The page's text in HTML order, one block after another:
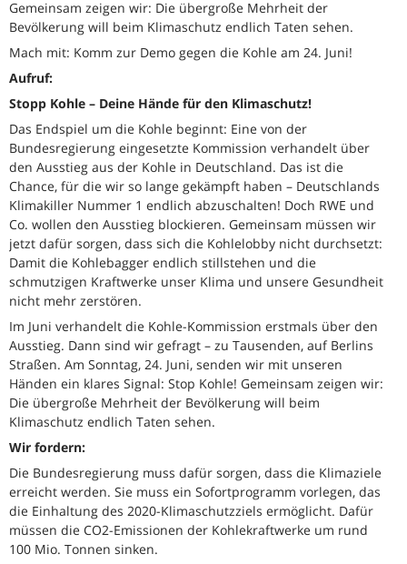
Gemeinsam zeigen wir: Die übergroße Mehrheit der
Bevölkerung will beim Klimaschutz endlich Taten sehen.
Mach mit: Komm zur Demo gegen die Kohle am 24. Juni!
Aufruf:
Stopp Kohle – Deine Hände für den Klimaschutz!
Das Endspiel um die Kohle beginnt: Eine von der
Bundesregierung eingesetzte Kommission verhandelt über
den Ausstieg aus der Kohle in Deutschland. Das ist die
Chance, für die wir so lange gekämpft haben – Deutschlands
Klimakiller Nummer 1 endlich abzuschalten! Doch RWE und
Co. wollen den Ausstieg blockieren. Gemeinsam müssen wir
jetzt dafür sorgen, dass sich die Kohlelobby nicht durchsetzt:
Damit die Kohlebagger endlich stillstehen und die
schmutzigen Kraftwerke unser Klima und unsere Gesundheit
nicht mehr zerstören.
Im Juni verhandelt die Kohle-Kommission erstmals über den
Ausstieg. Dann sind wir gefragt – zu Tausenden, auf Berlins
Straßen. Am Sonntag, 24. Juni, senden wir mit unseren
Händen ein klares Signal: Stop Kohle! Gemeinsam zeigen wir:
Die übergroße Mehrheit der Bevölkerung will beim
Klimaschutz endlich Taten sehen.
Wir fordern:
Die Bundesregierung muss dafür sorgen, dass die Klimaziele
erreicht werden. Sie muss ein Sofortprogramm vorlegen, das
die Einhaltung des 2020-Klimaschutzziels ermöglicht. Dafür
müssen die CO2-Emissionen der Kohlekraftwerke um rund
100 Mio. Tonnen sinken.